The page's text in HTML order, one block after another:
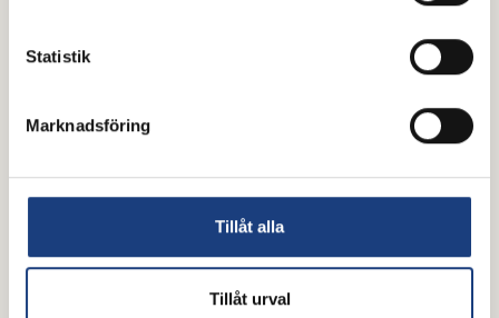
Statistik
Marknadsföring
Tillåt alla
Tillåt urval
perfekta sällskapet. Här har vi samlat några tips för
dig som vill inspireras, lära dig mer eller bara njuta
av samtal om hästar, islandshästar och travsport.
Hovslageri